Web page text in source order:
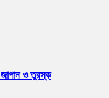
জাপান ও তুরস্ক